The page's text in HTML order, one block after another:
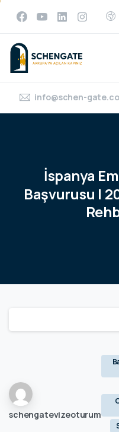
info@schen-
İspanya
Başvurusu |
schengatevizeoturum